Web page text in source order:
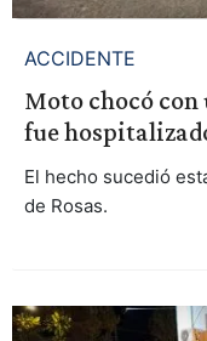
ACCIDENTE
Moto chocó
fue
El hecho sucedió
de Rosas.